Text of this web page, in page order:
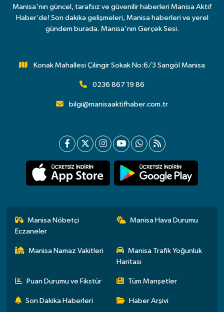
Manisa'nın güncel, tarafsız ve güvenilir haberleri Manisa Aktif
Haber’de! Son dakika gelişmeleri, Manisa haberleri ve yerel
gündem burada. Manisa'nın Gerçek Sesi.
Konak Mahallesi Çilingir Sokak No:6/3 Sarıgöl Manisa
0236 867 19 86
bilgi@manisaaktifhaber.com.tr
Manisa Nöbetçi
Eczaneler
Manisa Hava Durumu
Manisa Namaz Vakitleri
Manisa Trafik Yoğunluk
Haritası
Puan Durumu ve Fikstür Tüm Manşetler
Son Dakika Haberleri Haber Arşivi